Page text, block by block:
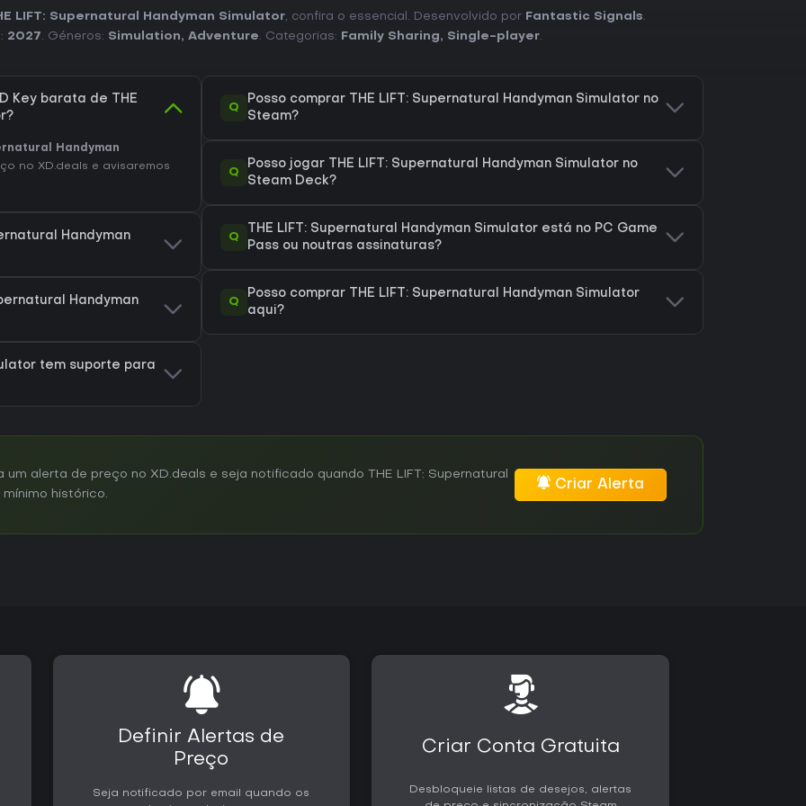
LIFT: Supernatural Handyman Simulator, confira o essencial. Desenvolvido por Fantastic Signals.
2027. Géneros: Simulation, Adventure. Categorias: Family Sharing, Single-player.
Key barata de THE
Handyman
no XD.deals e avisaremos
Handyman
Handyman
tem suporte para
Q
Posso comprar THE LIFT: Supernatural Handyman Simulator no
Steam?
Q
Posso jogar THE LIFT: Supernatural Handyman Simulator no
Steam Deck?
Q
THE LIFT: Supernatural Handyman Simulator está no PC Game
Pass ou noutras assinaturas?
Q
Posso comprar THE LIFT: Supernatural Handyman Simulator
aqui?
alerta de preço no XD.deals e seja notificado quando THE LIFT: Supernatural
histórico.
Criar Alerta
Definir Alertas de
Preço
Seja notificado por email quando os
Criar Conta Gratuita
Desbloqueie listas de desejos, alertas